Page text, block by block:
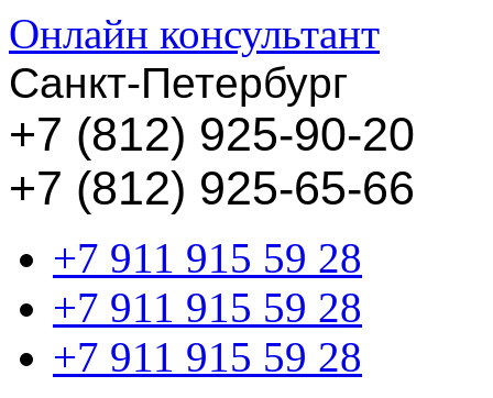
Онлайн консультант
Санкт-Петербург
+7 (812) 925-90-20
+7 (812) 925-65-66
+7 911 915 59 28
+7 911 915 59 28
+7 911 915 59 28